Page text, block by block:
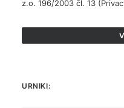
z.o. 196/2003 čl. 13 (
URNIKI: